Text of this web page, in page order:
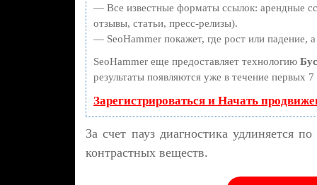
— Все известные форматы ссылок: арендные
отзывы, статьи, пресс-релизы).
— SeoHammer покажет, где рост или падение,
SeoHammer еще предоставляет технологию
результаты появляются уже в течение первых
Зарегистрироваться и Начать
За счет пауз диагностика удлиняется
контрастных веществ.